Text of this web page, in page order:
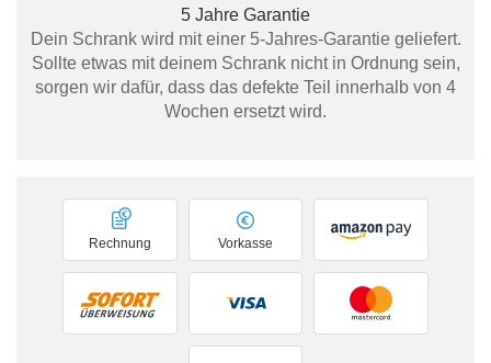
5 Jahre Garantie
Dein Schrank wird mit einer 5-Jahres-Garantie geliefert.
Sollte etwas mit deinem Schrank nicht in Ordnung sein,
sorgen wir dafür, dass das defekte Teil innerhalb von 4
Wochen ersetzt wird.
Vorkasse
Rechnung